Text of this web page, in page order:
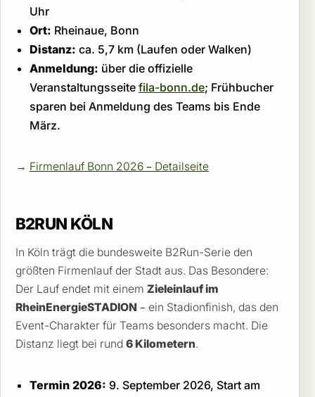
Uhr
Ort: Rheinaue, Bonn
Distanz: ca. 5,7 km (Laufen oder Walken)
Anmeldung: über die offizielle
Veranstaltungsseite fila-bonn.de; Frühbucher
sparen bei Anmeldung des Teams bis Ende
März.
→ Firmenlauf Bonn 2026 – Detailseite
B2RUN KÖLN
In Köln trägt die bundesweite B2Run-Serie den
größten Firmenlauf der Stadt aus. Das Besondere:
Der Lauf endet mit einem Zieleinlauf im
RheinEnergieSTADION – ein Stadionfinish, das den
Event-Charakter für Teams besonders macht. Die
Distanz liegt bei rund 6 Kilometern.
Termin 2026: 9. September 2026, Start am